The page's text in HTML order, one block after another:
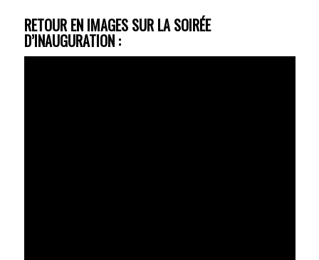
RETOUR EN IMAGES SUR LA SOIRÉE
D’INAUGURATION :